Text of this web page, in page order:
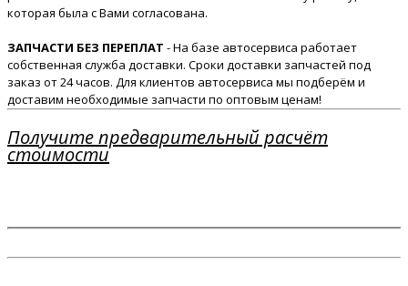
которая была с Вами согласована.
ЗАПЧАСТИ БЕЗ ПЕРЕПЛАТ - На базе автосервиса работает
собственная служба доставки. Сроки доставки запчастей под
заказ от 24 часов. Для клиентов автосервиса мы подберём и
доставим необходимые запчасти по оптовым ценам!
Получите предварительный расчёт
стоимости